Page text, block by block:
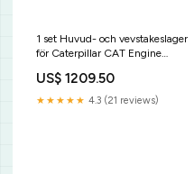
1 set Huvud- och vevstakeslager
för Caterpillar CAT Engine
320C 320D 321C 323D Kioti
US$ 1209.50
★★★★★ 4.3 (21 reviews)